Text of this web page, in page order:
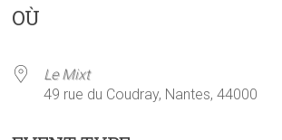
OÙ
Le Mixt
49 rue du Coudray, Nantes, 44000